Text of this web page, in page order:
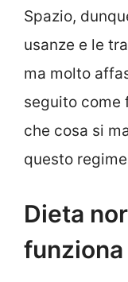
Spazio,
usanze e le
ma molto
seguito come
che cosa si
questo
Dieta
funziona